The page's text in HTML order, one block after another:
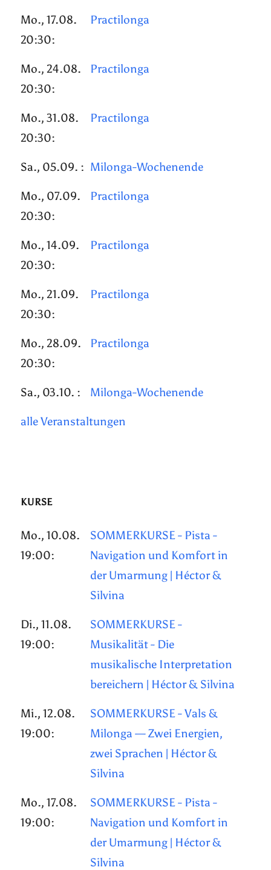
Mo., 17.08.
20:30:
Practilonga
Mo., 24.08.
20:30:
Practilonga
Mo., 31.08.
20:30:
Practilonga
Sa., 05.09. : Milonga-Wochenende
Mo., 07.09.
20:30:
Practilonga
Mo., 14.09.
20:30:
Practilonga
Mo., 21.09.
20:30:
Practilonga
Mo., 28.09.
20:30:
Practilonga
Sa., 03.10. : Milonga-Wochenende
alle Veranstaltungen
KURSE
Mo., 10.08.
19:00:
SOMMERKURSE - Pista -
Navigation und Komfort in
der Umarmung | Héctor &
Silvina
Di., 11.08.
19:00:
SOMMERKURSE -
Musikalität - Die
musikalische Interpretation
bereichern | Héctor & Silvina
Mi., 12.08.
19:00:
SOMMERKURSE - Vals &
Milonga — Zwei Energien,
zwei Sprachen | Héctor &
Silvina
Mo., 17.08.
19:00:
SOMMERKURSE - Pista -
Navigation und Komfort in
der Umarmung | Héctor &
Silvina